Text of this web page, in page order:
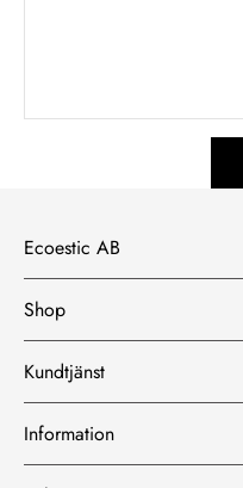
Ecoestic AB
Shop
Kundtjänst
Information